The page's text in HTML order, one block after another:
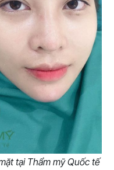
tại Thẩm mỹ Quốc tế